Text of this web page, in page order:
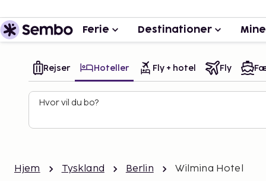
Ferie Destinationer
Rejser Hoteller Fly + hotel Fly
Hvor vil du bo?
Hjem Tyskland Berlin Wilmina Hotel